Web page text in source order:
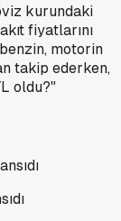
kurundaki
fiyatlarını
motorin
takip ederken,
oldu?"